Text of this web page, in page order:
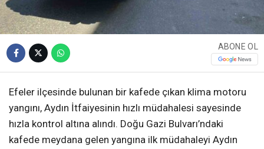
ABONE OL
Efeler ilçesinde bulunan bir kafede çıkan klima motoru
yangını, Aydın İtfaiyesinin hızlı müdahalesi sayesinde
hızla kontrol altına alındı. Doğu Gazi Bulvarı’ndaki
kafede meydana gelen yangına ilk müdahaleyi Aydın